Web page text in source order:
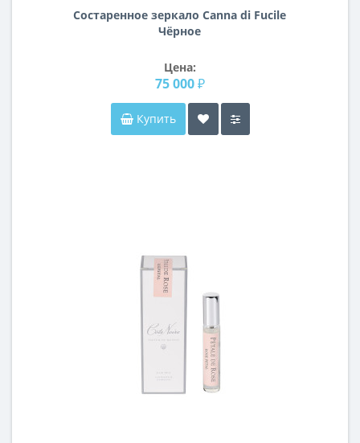
Состаренное зеркало Canna di Fucile
Чёрное
Цена:
75 000 ₽
Купить